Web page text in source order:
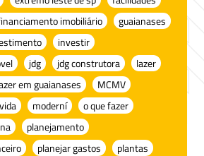
imobiliário
guaianases
investir
jdg jdg construtora
lazer
em guaianases
MCMV
moderní
o que fazer
planejamento
planejar gastos
plantas